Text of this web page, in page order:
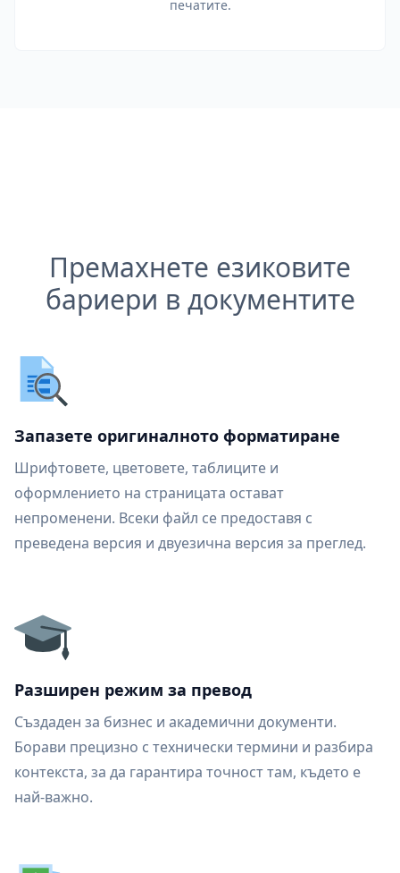
печатите.
Премахнете езиковите
бариери в документите
Запазете оригиналното форматиране
Шрифтовете, цветовете, таблиците и
оформлението на страницата остават
непроменени. Всеки файл се предоставя с
преведена версия и двуезична версия за преглед.
Разширен режим за превод
Създаден за бизнес и академични документи.
Борави прецизно с технически термини и разбира
контекста, за да гарантира точност там, където е
най-важно.